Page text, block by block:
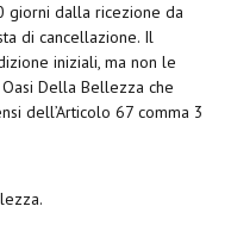
giorni dalla ricezione da
di cancellazione. Il
iniziali, ma non le
Della Bellezza che
dell’Articolo 67 comma 3
.